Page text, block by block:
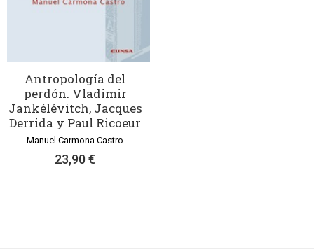
Antropología del
perdón. Vladimir
Jankélévitch, Jacques
Derrida y Paul Ricoeur
Manuel Carmona Castro
23,90 €